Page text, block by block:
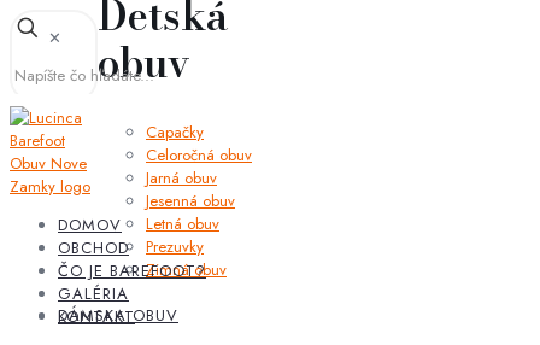
Detská
obuv
Capačky
Celoročná obuv
Jarná obuv
Jesenná obuv
Letná obuv
Prezuvky
Zimná obuv
DÁMSKA OBUV
✕
DOMOV
OBCHOD
ČO JE BAREFOOT?
GALÉRIA
KONTAKT